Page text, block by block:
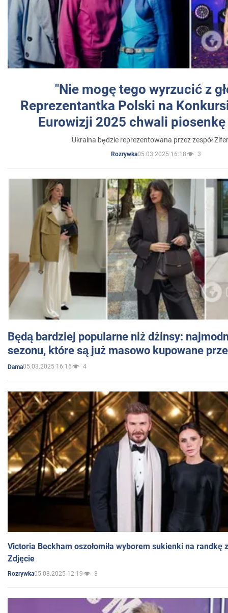
"Nie mogę tego wyrzucić z
Reprezentantka Polski na
Eurowizji 2025 chwali
Ukraina będzie reprezentowana przez zespół
Rozrywka05.03.2025 16:18 3
Będą bardziej popularne niż dżinsy:
sezonu, które są już masowo kupowane
Dama05.03.2025 16:16 4
Victoria Beckham oszołomiła wyborem sukienki na randkę
Zdjęcie
Rozrywka05.03.2025 12:19 3